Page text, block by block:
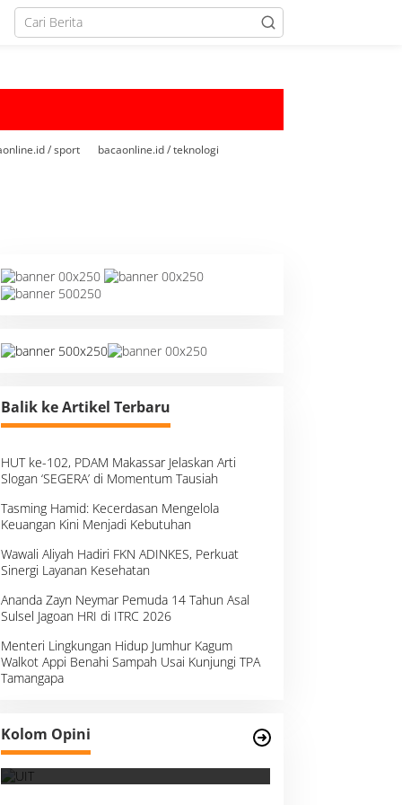
/ sport bacaonline.id / teknologi
Balik ke Artikel Terbaru
HUT ke-102, PDAM Makassar Jelaskan Arti
Slogan ‘SEGERA’ di Momentum Tausiah
Tasming Hamid: Kecerdasan Mengelola
Keuangan Kini Menjadi Kebutuhan
Wawali Aliyah Hadiri FKN ADINKES, Perkuat
Sinergi Layanan Kesehatan
Ananda Zayn Neymar Pemuda 14 Tahun Asal
Sulsel Jagoan HRI di ITRC 2026
Menteri Lingkungan Hidup Jumhur Kagum
Walkot Appi Benahi Sampah Usai Kunjungi TPA
Tamangapa
Kolom Opini